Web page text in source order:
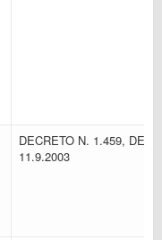
DECRETO N. 1.459, DE
11.9.2003